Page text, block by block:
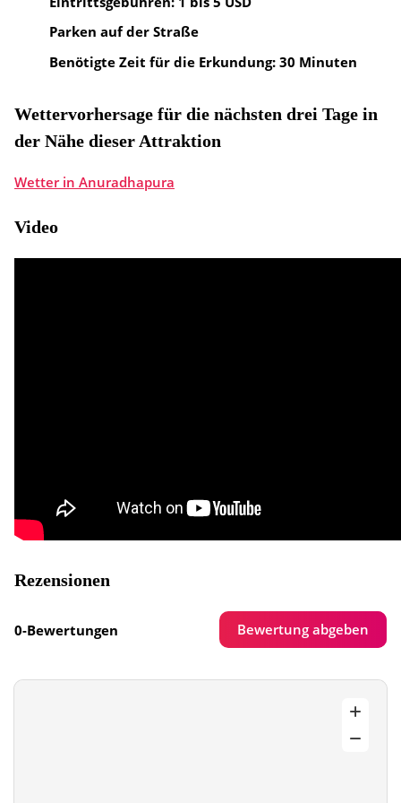
Parken auf der Straße
Benötigte Zeit für die Erkundung: 30 Minuten
Wettervorhersage für die nächsten drei Tage in
der Nähe dieser Attraktion
Wetter in Anuradhapura
Video
Rezensionen
0-Bewertungen Bewertung abgeben